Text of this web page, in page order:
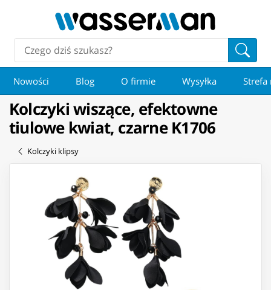
Nowości Blog O firmie Wysyłka Strefa
Kolczyki wiszące, efektowne
tiulowe kwiat, czarne K1706
Kolczyki klipsy